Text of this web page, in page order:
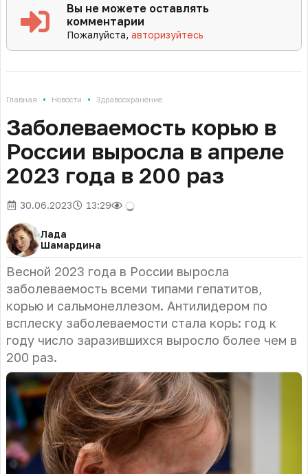
Вы не можете оставлять
комментарии
Пожалуйста,авторизуйтесь
Главная • Новости • Здравоохранение
Заболеваемость корью в
России выросла в апреле
2023 года в 200 раз
30.06.2023 13:29
Лада
Шамардина
Весной 2023 года в России выросла
заболеваемость всеми типами гепатитов,
корью и сальмонеллезом. Антилидером по
всплеску заболеваемости стала корь: год к
году число заразившихся выросло более чем в
200 раз.